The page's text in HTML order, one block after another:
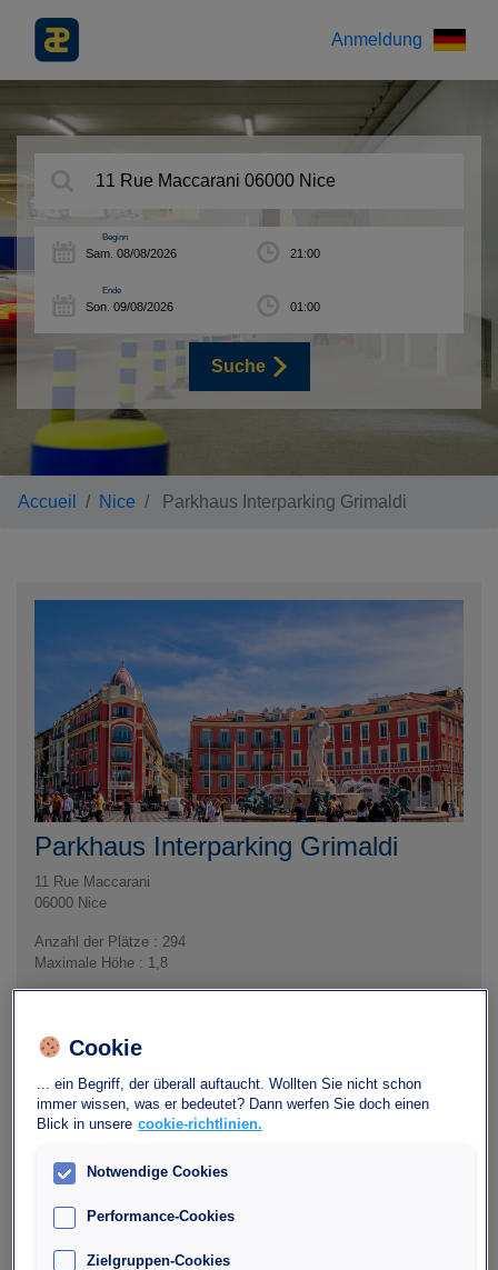
Anmeldung
Beginn
Ende
Suche
Accueil Nice Parkhaus Interparking Grimaldi
Parkhaus Interparking Grimaldi
11 Rue Maccarani
06000 Nice
Anzahl der Plätze : 294
Maximale Höhe : 1,8
Einkaufszentren, der Place Masséna, der Promenade des Anglais,
Bitte wählen Sie Ihr An- und
Cookie
... ein Begriff, der überall auftaucht. Wollten Sie nicht schon
immer wissen, was er bedeutet? Dann werfen Sie doch einen
Blick in unsere cookie-richtlinien.
Notwendige Cookies
Performance-Cookies
Zielgruppen-Cookies